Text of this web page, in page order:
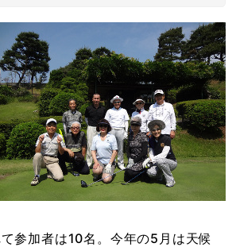
参加者は10名。今年の5月は天候